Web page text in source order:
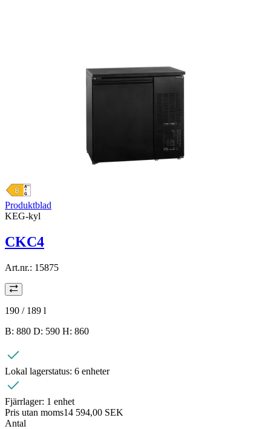
Produktblad
KEG-kyl
CKC4
Art.nr.: 15875
190 / 189 l
B: 880 D: 590 H: 860
Lokal lagerstatus: 6 enheter
Fjärrlager: 1 enhet
Pris utan moms14 594,00 SEK
Antal